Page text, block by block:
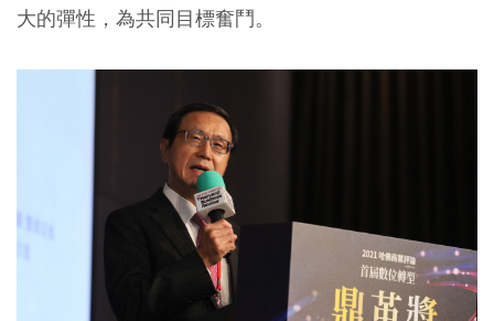
大的彈性，為共同目標奮鬥。